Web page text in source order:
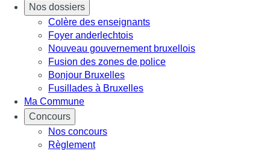
Nos dossiers
Colère des enseignants
Foyer anderlechtois
Nouveau gouvernement bruxellois
Fusion des zones de police
Bonjour Bruxelles
Fusillades à Bruxelles
Ma Commune
Concours
Nos concours
Règlement